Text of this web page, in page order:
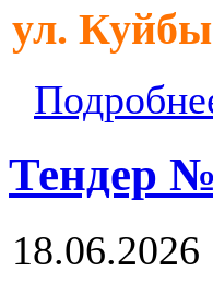
ул.
Тендер
18.06.2026